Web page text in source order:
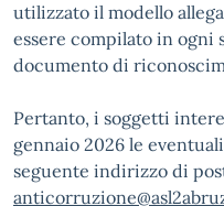
utilizzato il modello
essere compilato in ogni
documento di
Pertanto, i soggetti
gennaio 2026 le
seguente indirizzo di